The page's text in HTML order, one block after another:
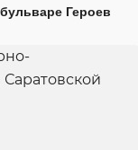
Героев